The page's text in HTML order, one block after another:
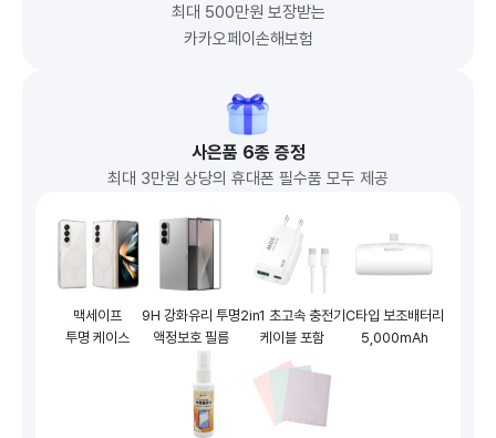
최대 500만원 보장받는
카카오페이손해보험
사은품 6종 증정
최대 3만원 상당의 휴대폰 필수품 모두 제공
맥세이프
투명 케이스
9H 강화유리 투명
액정보호 필름
2in1 초고속 충전기
케이블 포함
C타입 보조배터리
5,000mAh